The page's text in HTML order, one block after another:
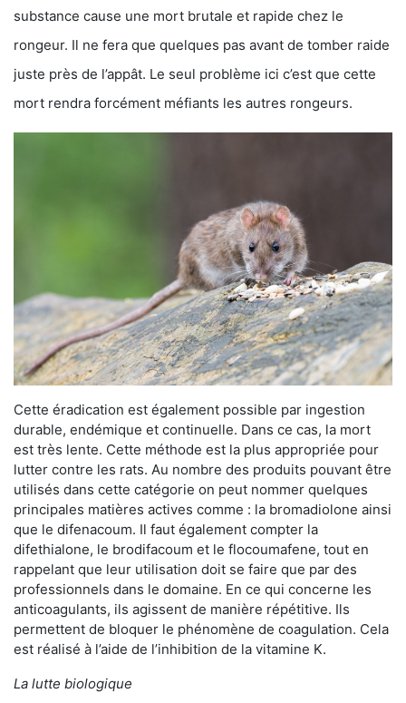
substance cause une mort brutale et rapide chez le
rongeur. Il ne fera que quelques pas avant de tomber raide
juste près de l’appât. Le seul problème ici c’est que cette
mort rendra forcément méfiants les autres rongeurs.
Cette éradication est également possible par ingestion
durable, endémique et continuelle. Dans ce cas, la mort
est très lente. Cette méthode est la plus appropriée pour
lutter contre les rats. Au nombre des produits pouvant être
utilisés dans cette catégorie on peut nommer quelques
principales matières actives comme : la bromadiolone ainsi
que le difenacoum. Il faut également compter la
difethialone, le brodifacoum et le flocoumafene, tout en
rappelant que leur utilisation doit se faire que par des
professionnels dans le domaine. En ce qui concerne les
anticoagulants, ils agissent de manière répétitive. Ils
permettent de bloquer le phénomène de coagulation. Cela
est réalisé à l’aide de l’inhibition de la vitamine K.
La lutte biologique